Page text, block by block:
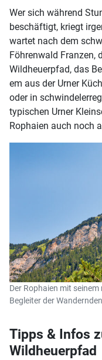
Wer sich während
beschäftigt, kriegt
wartet nach dem
Föhrenwald Franzen,
Wildheuerpfad, das
em aus der Urner
oder in
typischen Urner
Rophaien auch noch
Der Rophaien mit
Begleiter der
Tipps & Infos
Wildheuerpfad